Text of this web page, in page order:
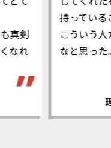
真剣
なれ
持っている
こういう
なと思った。